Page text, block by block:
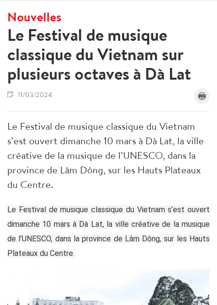
Nouvelles
Le Festival de musique
classique du Vietnam sur
plusieurs octaves à Dà Lat
11/03/2024
Le Festival de musique classique du Vietnam
s’est ouvert dimanche 10 mars à Dà Lat, la ville
créative de la musique de l’UNESCO, dans la
province de Lâm Dông, sur les Hauts Plateaux
du Centre.
Le Festival de musique classique du Vietnam s’est ouvert
dimanche 10 mars à Dà Lat, la ville créative de la musique
de l’UNESCO, dans la province de Lâm Dông, sur les Hauts
Plateaux du Centre.